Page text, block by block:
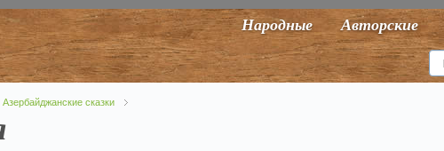
Народные Авторские
Азербайджанские сказки